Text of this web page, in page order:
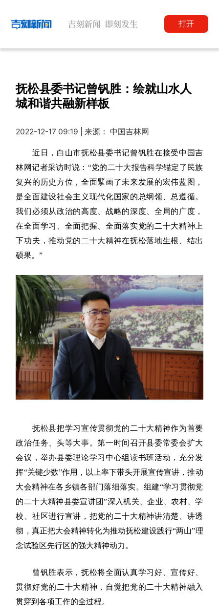
打开
抚松县委书记曾钒胜：绘就山水人
城和谐共融新样板
2022-12-17 09:19 | 来源： 中国吉林网
近日，白山市抚松县委书记曾钒胜在接受中国吉
林网记者采访时说：“党的二十大报告科学锚定了民族
复兴的历史方位，全面擘画了未来发展的宏伟蓝图，
是全面建设社会主义现代化国家的总纲领、总遵循。
我们必须从政治的高度、战略的深度、全局的广度，
在全面学习、全面把握、全面落实党的二十大精神上
下功夫，推动党的二十大精神在抚松落地生根、结出
硕果。”
抚松县把学习宣传贯彻党的二十大精神作为首要
政治任务、头等大事。第一时间召开县委常委会扩大
会议，举办县委理论学习中心组读书班活动，充分发
挥“关键少数”作用，以上率下带头开展宣传宣讲，推动
大会精神在各乡镇各部门落细落实。组建“学习贯彻党
的二十大精神县委宣讲团”深入机关、企业、农村、学
校、社区进行宣讲，把党的二十大精神讲清楚、讲透
彻，真正把大会精神转化为推动抚松建设践行“两山”理
念试验区先行区的强大精神动力。
曾钒胜表示，抚松将全面认真学习好、宣传好、
贯彻好党的二十大精神，自觉把党的二十大精神融入
贯穿到各项工作的全过程。